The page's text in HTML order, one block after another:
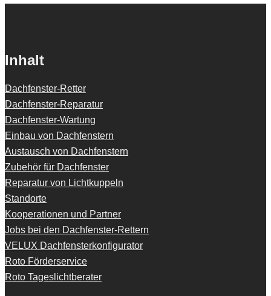
Inhalt
Dachfenster-Retter
Dachfenster-Reparatur
Dachfenster-Wartung
Einbau von Dachfenstern
Austausch von Dachfenstern
Zubehör für Dachfenster
Reparatur von Lichtkuppeln
Standorte
Kooperationen und Partner
Jobs bei den Dachfenster-Rettern
VELUX Dachfensterkonfigurator
Roto Förderservice
Roto Tageslichtberater